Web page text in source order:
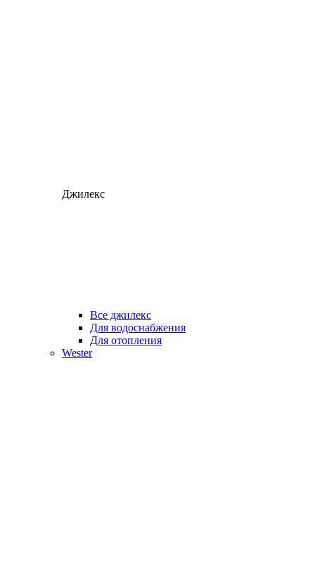
Джилекс
Все джилекс
Для водоснабжения
Для отопления
Wester